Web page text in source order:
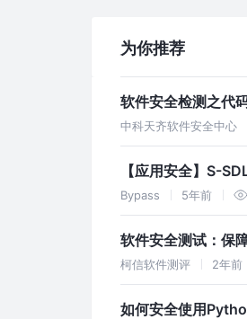
为你推荐
软件安全检测之代
中科天齐软件安全中心
【应用安全】S-
Bypass 5年前
软件安全测试：保
柯信软件测评 2年前
如何安全使用